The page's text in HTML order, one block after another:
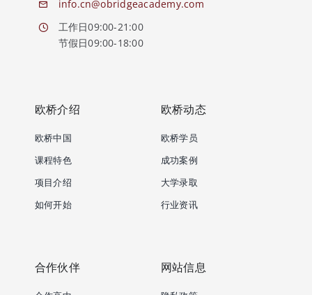
info.cn@obridgeacademy.com
工作日09:00-21:00
节假日09:00-18:00
欧桥介绍
欧桥中国
课程特色
项目介绍
如何开始
欧桥动态
欧桥学员
成功案例
大学录取
行业资讯
合作伙伴 网站信息